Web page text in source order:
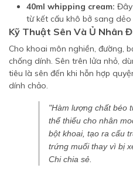
40ml whipping cream:
từ kết cấu khô bở sang dẻo
Kỹ Thuật Sên Và Ủ Nhân
Cho khoai môn nghiền, đường,
chống dính. Sên trên lửa nhỏ,
tiêu là sên đến khi hỗn hợp
dính chảo.
"Hàm lượng chất béo
thể thiếu cho nhân
bột khoai, tạo ra cấu
trứng muối thay vì bị
Chi chia sẻ.